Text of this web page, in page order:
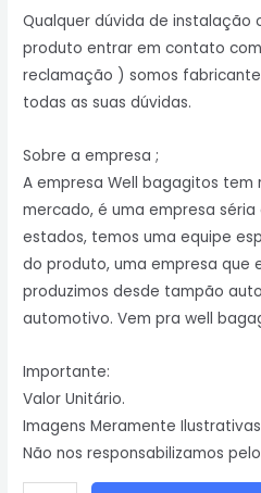
Qualquer dúvida de instalação
produto entrar em contato
reclamação ) somos
todas as suas dúvidas.
Sobre a empresa ;
A empresa Well bagagitos tem
mercado, é uma empresa
estados, temos uma equipe
do produto, uma empresa que
produzimos desde tampão
automotivo. Vem pra well
Importante:
Valor Unitário.
Imagens Meramente
Não nos responsabilizamos